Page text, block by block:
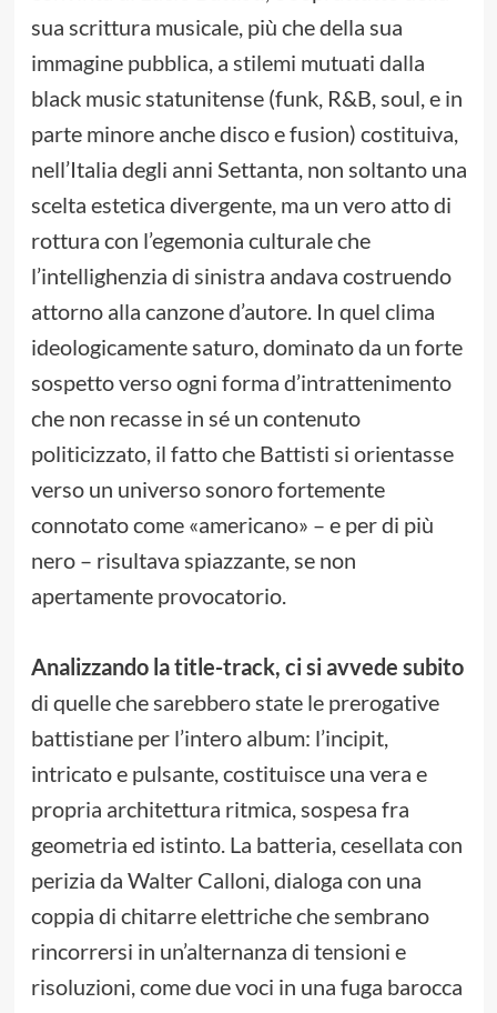
sua scrittura musicale, più che della sua
immagine pubblica, a stilemi mutuati dalla
black music statunitense (funk, R&B, soul, e in
parte minore anche disco e fusion) costituiva,
nell’Italia degli anni Settanta, non soltanto una
scelta estetica divergente, ma un vero atto di
rottura con l’egemonia culturale che
l’intellighenzia di sinistra andava costruendo
attorno alla canzone d’autore. In quel clima
ideologicamente saturo, dominato da un forte
sospetto verso ogni forma d’intrattenimento
che non recasse in sé un contenuto
politicizzato, il fatto che Battisti si orientasse
verso un universo sonoro fortemente
connotato come «americano» – e per di più
nero – risultava spiazzante, se non
apertamente provocatorio.
Analizzando la title-track, ci si avvede subito
di quelle che sarebbero state le prerogative
battistiane per l’intero album: l’incipit,
intricato e pulsante, costituisce una vera e
propria architettura ritmica, sospesa fra
geometria ed istinto. La batteria, cesellata con
perizia da Walter Calloni, dialoga con una
coppia di chitarre elettriche che sembrano
rincorrersi in un’alternanza di tensioni e
risoluzioni, come due voci in una fuga barocca